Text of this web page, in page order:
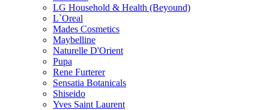
LG Household & Health (Beyound)
L`Oreal
Mades Cosmetics
Maybelline
Naturelle D'Orient
Pupa
Rene Furterer
Sensatia Botanicals
Shiseido
Yves Saint Laurent